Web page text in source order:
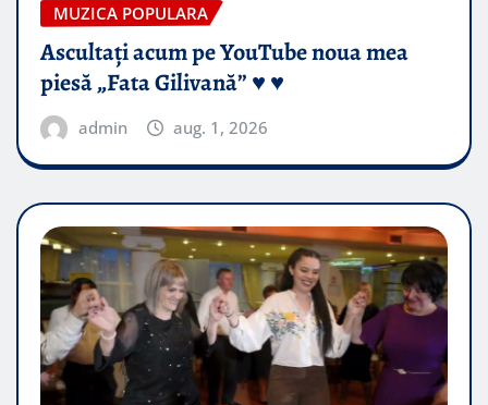
MUZICA POPULARA
Ascultați acum pe YouTube noua mea
piesă „Fata Gilivană” ♥️ ♥️
admin aug. 1, 2026